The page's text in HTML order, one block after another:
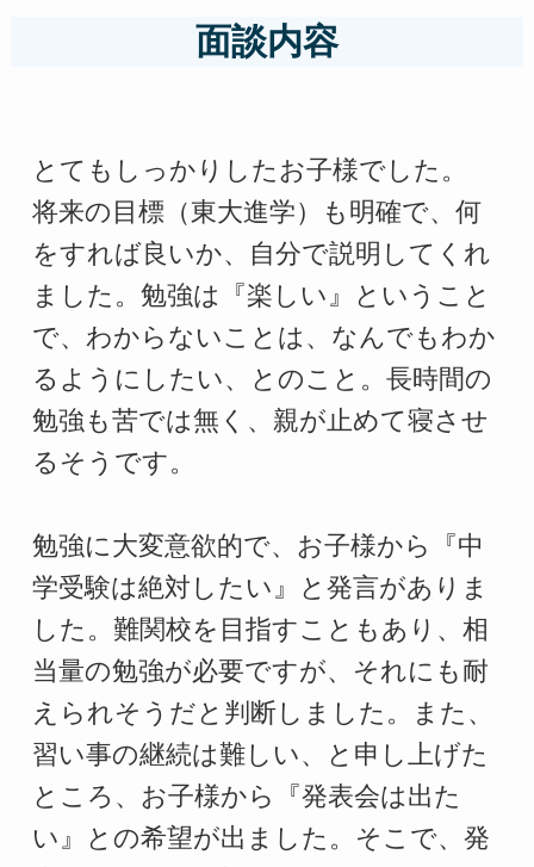
面談内容
とてもしっかりしたお子様でした。
将来の目標（東大進学）も明確で、何
をすれば良いか、自分で説明してくれ
ました。勉強は『楽しい』ということ
で、わからないことは、なんでもわか
るようにしたい、とのこと。長時間の
勉強も苦では無く、親が止めて寝させ
るそうです。
勉強に大変意欲的で、お子様から『中
学受験は絶対したい』と発言がありま
した。難関校を目指すこともあり、相
当量の勉強が必要ですが、それにも耐
えられそうだと判断しました。また、
習い事の継続は難しい、と申し上げた
ところ、お子様から『発表会は出た
い』との希望が出ました。そこで、発